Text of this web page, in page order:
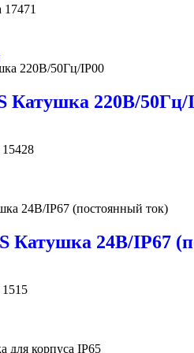
17471
Катушка 220В/50Гц/
15428
Катушка 24В/IP67
1515